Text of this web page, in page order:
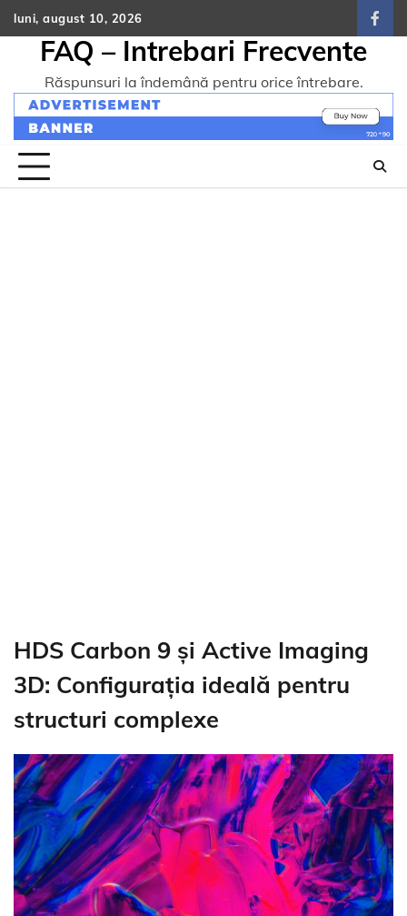
Skip
to
content
luni, august 10, 2026
FAQ – Intrebari Frecvente
Răspunsuri la îndemână pentru orice întrebare.
HDS Carbon 9 și Active Imaging
3D: Configurația ideală pentru
structuri complexe